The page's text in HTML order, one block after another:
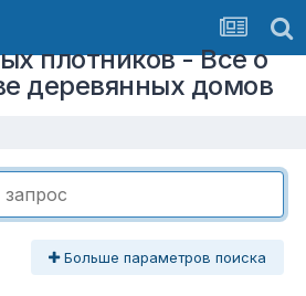
плотников - Все о
деревянных домов
Больше параметров поиска